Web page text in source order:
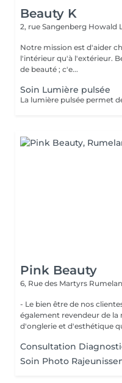
Beauty K
2, rue Sangenberg Howald
Notre mission est d'aider
l'intérieur qu'à l'extérieur.
de beauté ; c'e...
Soin Lumière pulsée
Pink Beauty
6, Rue des Martyrs
- Le bien être de nos clientes passe
également revendeur de
d'onglerie et d'esthétique
Consultation
Soin Photo